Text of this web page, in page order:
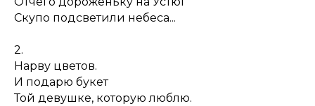
Скупо подсветили небеса...
2.
Нарву цветов.
И подарю букет
Той девушке, которую люблю.